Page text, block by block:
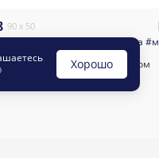
90 x 50
#универсальные#визитка
Хорошо